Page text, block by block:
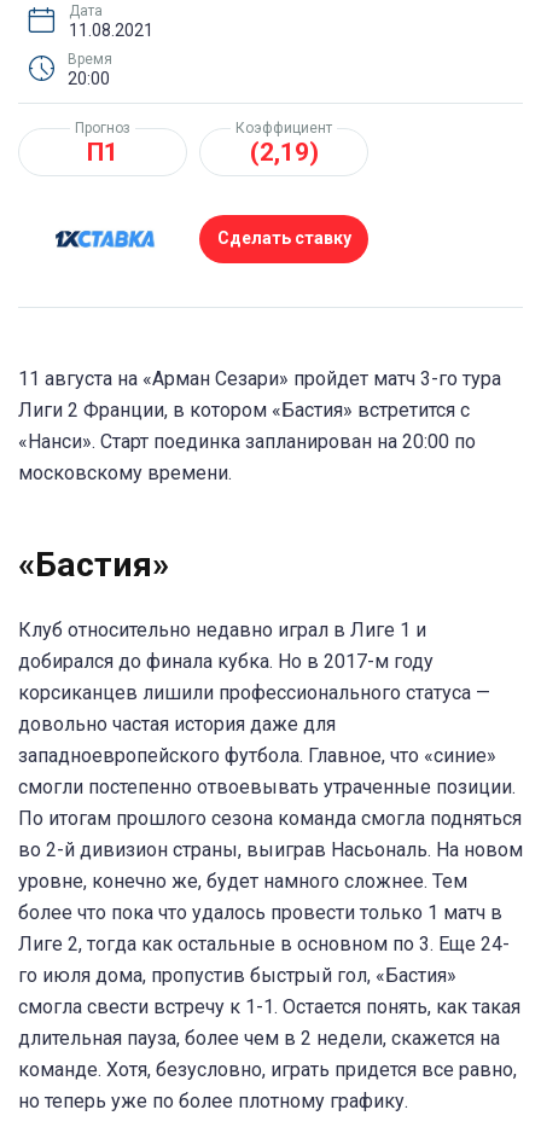
Дата
11.08.2021
Время
20:00
Прогноз
П1
Коэффициент
(2,19)
Сделать ставку
11 августа на «Арман Сезари» пройдет матч 3-го тура
Лиги 2 Франции, в котором «Бастия» встретится с
«Нанси». Старт поединка запланирован на 20:00 по
московскому времени.
«Бастия»
Клуб относительно недавно играл в Лиге 1 и
добирался до финала кубка. Но в 2017-м году
корсиканцев лишили профессионального статуса —
довольно частая история даже для
западноевропейского футбола. Главное, что «синие»
смогли постепенно отвоевывать утраченные позиции.
По итогам прошлого сезона команда смогла подняться
во 2-й дивизион страны, выиграв Насьональ. На новом
уровне, конечно же, будет намного сложнее. Тем
более что пока что удалось провести только 1 матч в
Лиге 2, тогда как остальные в основном по 3. Еще 24-
го июля дома, пропустив быстрый гол, «Бастия»
смогла свести встречу к 1-1. Остается понять, как такая
длительная пауза, более чем в 2 недели, скажется на
команде. Хотя, безусловно, играть придется все равно,
но теперь уже по более плотному графику.